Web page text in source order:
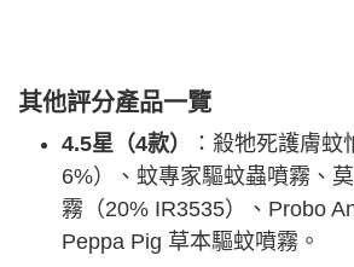
其他評分產品一覽
4.5星（4款）
：殺牠死護膚蚊
6%）、蚊專家驅蚊蟲噴霧、
霧（20% IR3535）、Probo
Peppa Pig 草本驅蚊噴霧。